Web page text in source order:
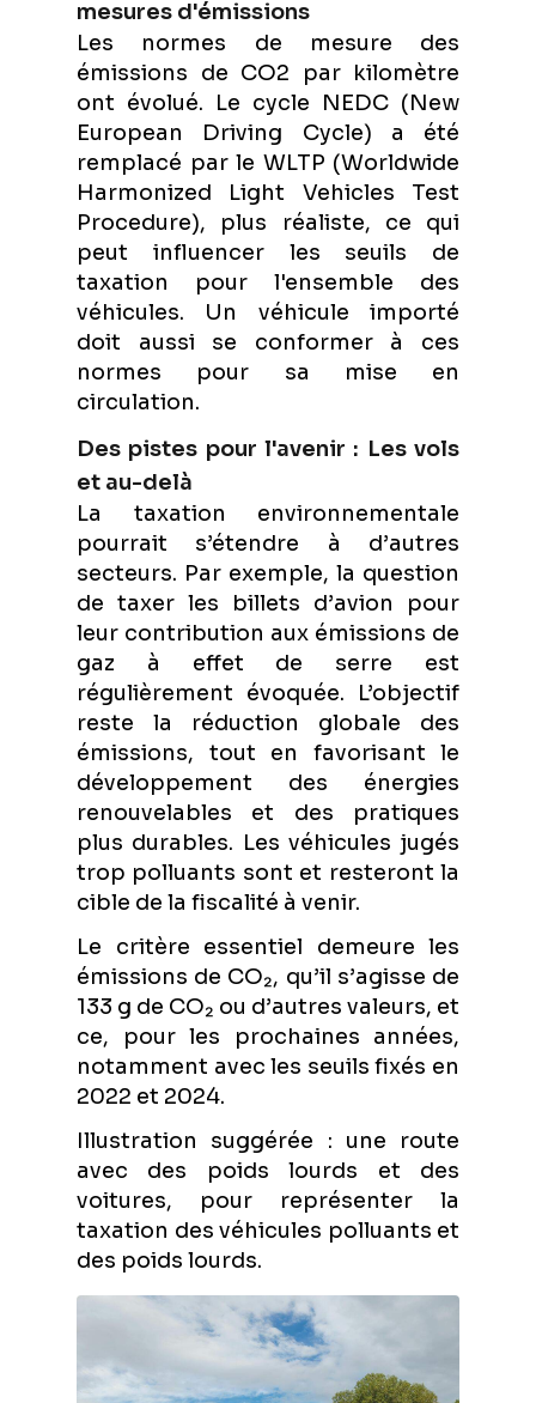
mesures d'émissions
Les normes de mesure des
émissions de CO2 par kilomètre
ont évolué. Le cycle NEDC (New
European Driving Cycle) a été
remplacé par le WLTP (Worldwide
Harmonized Light Vehicles Test
Procedure), plus réaliste, ce qui
peut influencer les seuils de
taxation pour l'ensemble des
véhicules. Un véhicule importé
doit aussi se conformer à ces
normes pour sa mise en
circulation.
Des pistes pour l'avenir : Les vols
et au-delà
La taxation environnementale
pourrait s’étendre à d’autres
secteurs. Par exemple, la question
de taxer les billets d’avion pour
leur contribution aux émissions de
gaz à effet de serre est
régulièrement évoquée. L’objectif
reste la réduction globale des
émissions, tout en favorisant le
développement des énergies
renouvelables et des pratiques
plus durables. Les véhicules jugés
trop polluants sont et resteront la
cible de la fiscalité à venir.
Le critère essentiel demeure les
émissions de CO₂, qu’il s’agisse de
133 g de CO₂ ou d’autres valeurs, et
ce, pour les prochaines années,
notamment avec les seuils fixés en
2022 et 2024.
Illustration suggérée : une route
avec des poids lourds et des
voitures, pour représenter la
taxation des véhicules polluants et
des poids lourds.